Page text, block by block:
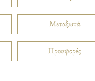
Μεταξωτά
Προσφορές